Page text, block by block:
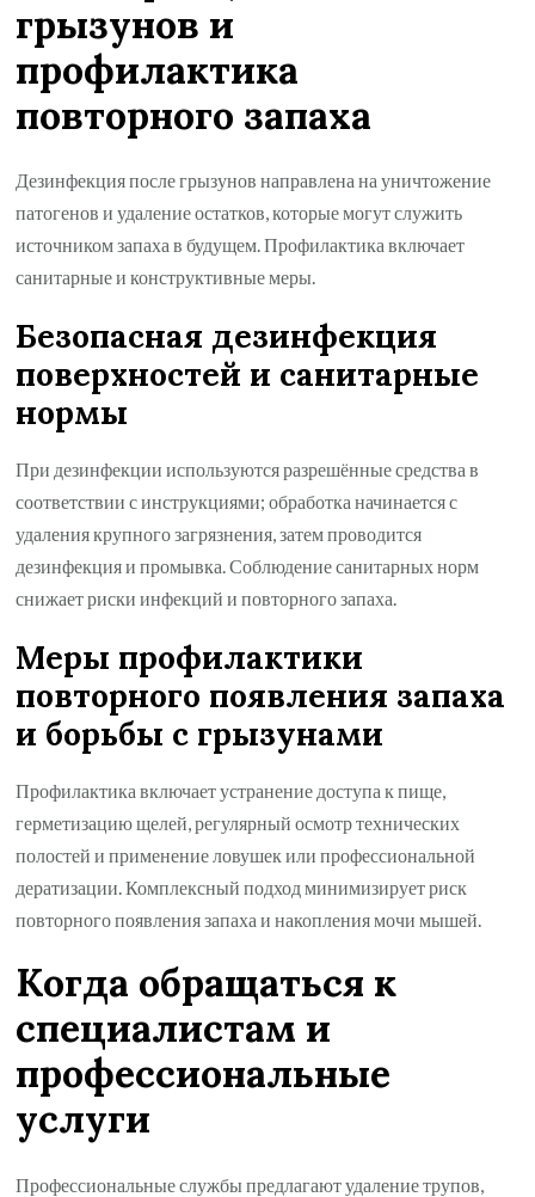
грызунов и
профилактика
повторного запаха
Дезинфекция после грызунов направлена на уничтожение
патогенов и удаление остатков, которые могут служить
источником запаха в будущем. Профилактика включает
санитарные и конструктивные меры.
Безопасная дезинфекция
поверхностей и санитарные
нормы
При дезинфекции используются разрешённые средства в
соответствии с инструкциями; обработка начинается с
удаления крупного загрязнения, затем проводится
дезинфекция и промывка. Соблюдение санитарных норм
снижает риски инфекций и повторного запаха.
Меры профилактики
повторного появления запаха
и борьбы с грызунами
Профилактика включает устранение доступа к пище,
герметизацию щелей, регулярный осмотр технических
полостей и применение ловушек или профессиональной
дератизации. Комплексный подход минимизирует риск
повторного появления запаха и накопления мочи мышей.
Когда обращаться к
специалистам и
профессиональные
услуги
Профессиональные службы предлагают удаление трупов,